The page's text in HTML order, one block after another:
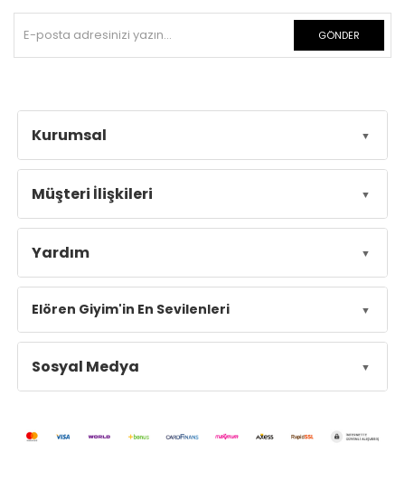
GÖNDER
Kurumsal
Müşteri İlişkileri
Yardım
Elören Giyim'in En Sevilenleri
Sosyal Medya